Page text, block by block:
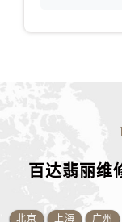
百达翡丽维
北京 上海 广州